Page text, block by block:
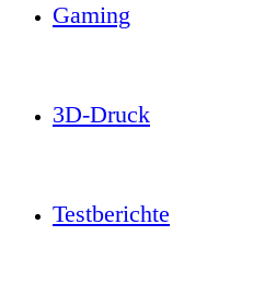
Gaming
3D-Druck
Testberichte